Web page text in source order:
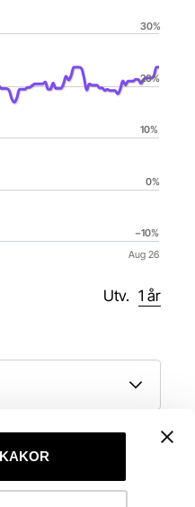
Aug 26
−10%
0%
10%
20%
30%
1 år